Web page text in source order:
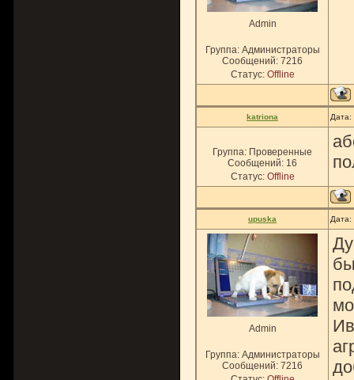
Admin
Группа: Администраторы
Сообщений: 7216
Статус: Offline
katriona
Группа: Проверенные
Сообщений: 16
Статус: Offline
upuska
Admin
Группа: Администраторы
Сообщений: 7216